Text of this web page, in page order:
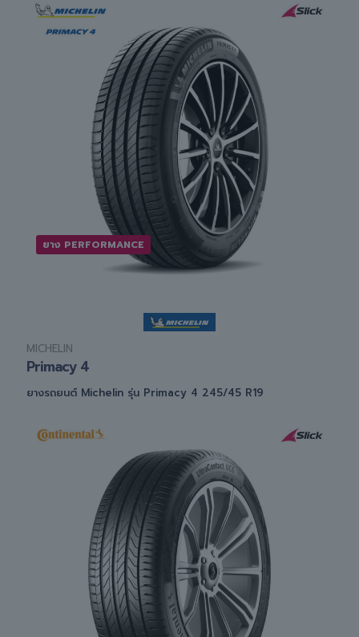
ยาง PERFORMANCE
MICHELIN
Primacy 4
ยางรถยนต์ Michelin รุ่น Primacy 4 245/45 R19